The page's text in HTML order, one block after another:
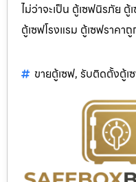
ไม่ว่าจะเป็น ตู้เซฟนิรภัย
ตู้เซฟโรงแรม ตู้เซฟราคา
ขายตู้เซฟ, รับติดตั้งตู้เ